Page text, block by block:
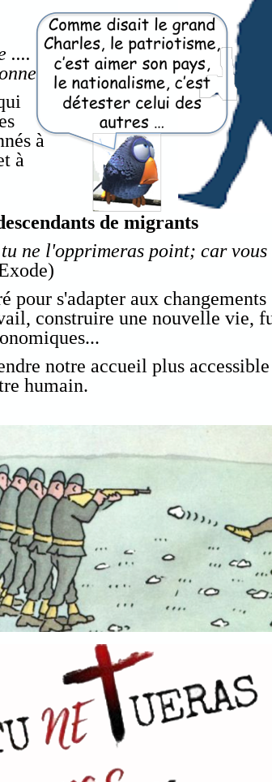
de migrants
ne l'opprimeras point; car vous
pour s'adapter aux changements
construire une nouvelle vie,
notre accueil plus
humain.
....
à
à